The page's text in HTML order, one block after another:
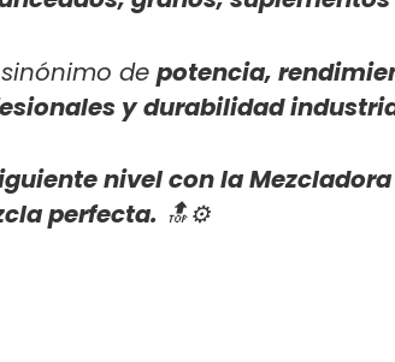
de potencia,
y durabilidad
nivel con la Mezcladora
perfecta. 🔝⚙️